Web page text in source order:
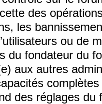
des
les
ou de
du fondateur du
aux autres
des réglages du